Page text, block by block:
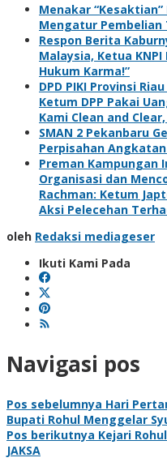
Menakar
Mengatur Pembelian
Respon Berita
Malaysia, Ketua KNPI
Hukum Karma!”
DPD PIKI Provinsi
Ketum DPP Pakai
Kami Clean and
SMAN 2 Pekanbaru
Perpisahan Angkatan
Preman Kampungan
Organisasi dan
Rachman: Ketum
Aksi Pelecehan
oleh Redaksi mediageser
Ikuti Kami Pada
Navigasi pos
Pos sebelumnya Hari
Bupati Rohul Menggelar
Pos berikutnya Kejari
JAKSA